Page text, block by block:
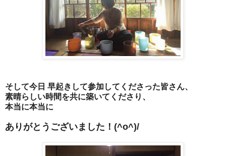
そして今日 早起きして参加してくださった皆さん、
素晴らしい時間を共に築いてくださり、
本当に本当に
ありがとうございました！ (^o^)/